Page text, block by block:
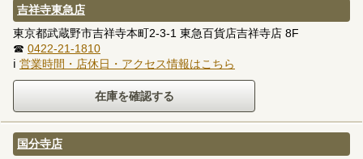
吉祥寺東急店
東京都武蔵野市吉祥寺本町2-3-1 東急百貨店吉祥寺店 8F
☎ 0422-21-1810
ℹ 営業時間・店休日・アクセス情報はこちら
国分寺店